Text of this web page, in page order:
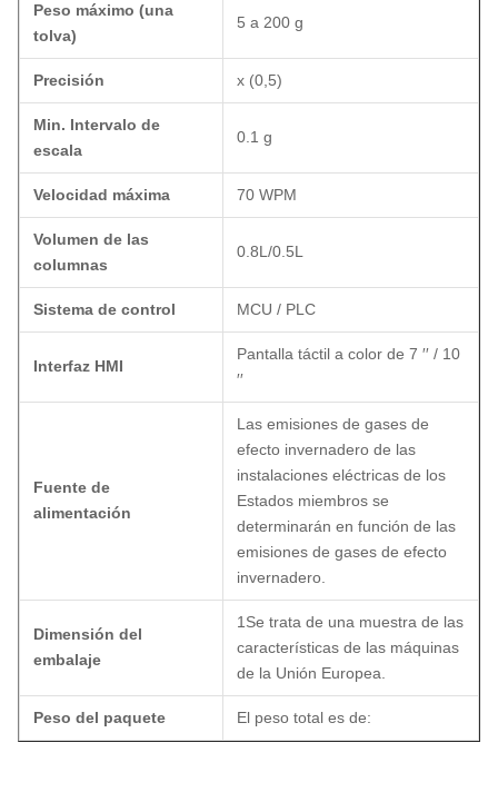
Peso máximo (una
tolva)
5 a 200 g
Precisión x (0,5)
Min. Intervalo de
escala
0.1 g
Velocidad máxima 70 WPM
Volumen de las
columnas
0.8L/0.5L
Sistema de control MCU / PLC
Interfaz HMI
Pantalla táctil a color de 7 ′′ / 10
′′
Fuente de
alimentación
Las emisiones de gases de
efecto invernadero de las
instalaciones eléctricas de los
Estados miembros se
determinarán en función de las
emisiones de gases de efecto
invernadero.
Dimensión del
embalaje
1Se trata de una muestra de las
características de las máquinas
de la Unión Europea.
Peso del paquete El peso total es de: